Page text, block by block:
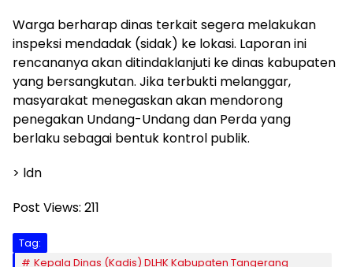
Warga berharap dinas terkait segera melakukan
inspeksi mendadak (sidak) ke lokasi. Laporan ini
rencananya akan ditindaklanjuti ke dinas kabupaten
yang bersangkutan. Jika terbukti melanggar,
masyarakat menegaskan akan mendorong
penegakan Undang-Undang dan Perda yang
berlaku sebagai bentuk kontrol publik.
> ldn
Post Views: 211
Tag:
Kepala Dinas (Kadis) DLHK Kabupaten Tangerang